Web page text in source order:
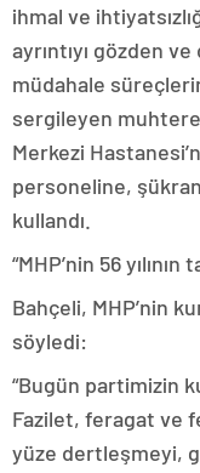
ihmal ve
ayrıntıyı gözden
müdahale
sergileyen
Merkezi
personeline,
kullandı.
“MHP’nin 56
Bahçeli, MHP’nin
söyledi:
“Bugün partimizin
Fazilet, feragat ve
yüze dertleşmeyi,